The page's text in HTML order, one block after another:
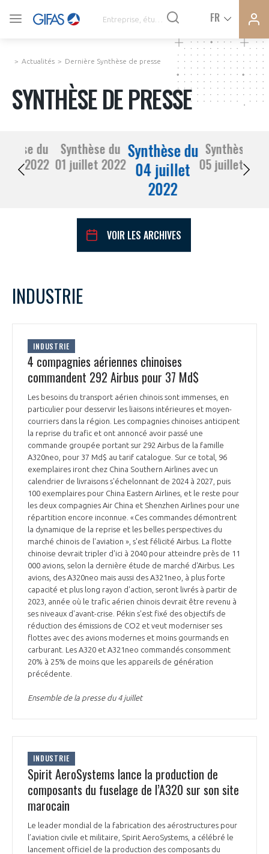
FR
SYNTHÈSE DE PRESSE
COMMUNIQUÉS DE PRESSE
PRÉSENTATION
NOTRE VISION
NOS MISSIONS
NOTRE HISTOIRE
ORGANISATION
LE CONSEIL DU GIFAS
L’ÉQUIPE DU GIFAS
NOS RÉSEAUX À L'INTERNATIONAL
FONCTIONNEMENT
GEADS
COMITÉ AERO PME
STARTAIR
COMMISSIONS ET COMITÉS
ACCOMPAGNEMENT DE NOS ADHÉRENTS
LES PROGRAMMES DU GIFAS
UN ÉCOSYSTÈME INTÉGRÉ ET COHÉRENT
POURQUOI DEVENIR MEMBRE ?
LA MÉDIATION
LA MÉDIATION DANS LA FILIÈRE AÉRONAUTIQUE ET SPATIALE
LE MÉDIATEUR DE LA FILIÈRE AÉRONAUTIQUE ET SPATIALE
MÉDIATION ET CHARTE D’ENGAGEMENT SUR LES RELATIONS ENTRE
CLIENTS ET FOURNISSEURS
LA MÉDIATION AU-DELÀ DE LA FILIÈRE AÉRONAUTIQUE ET SPATIALE
PRENDRE CONTACT AVEC LE MÉDIATEUR DE LA FILIÈRE
LE SALON DU BOURGET
L'OBSERVATOIRE
CHIFFRES CLÉS
LES ENJEUX
EMPLOI & FORMATION
ENVIRONNEMENT
INNOVATION
INTERNATIONALISATION
LES PUBLICATIONS
RAPPORTS D'ACTIVITÉS
Actualités Dernière Synthèse de presse
SYNTHÈSE DE PRESSE
du
30 juin 2022
Synthèse du
01 juillet 2022
Synthèse du
04 juillet
2022
Synthèse du
05 juillet
VOIR LES ARCHIVES
L
1 2
3
12
19 22
INDUSTRIE
INDUSTRIE
4 compagnies aériennes chinoises
commandent 292 Airbus pour 37 Md$
Les besoins du transport aérien chinois sont immenses, en
particulier pour desservir les liaisons intérieures et moyen-
courriers dans la région. Les compagnies chinoises anticipent
la reprise du trafic et ont annoncé avoir passé une
commande groupée portant sur 292 Airbus de la famille
A320neo, pour 37 Md$ au tarif catalogue. Sur ce total, 96
exemplaires iront chez China Southern Airlines avec un
calendrier de livraisons s'échelonnant de 2024 à 2027, puis
100 exemplaires pour China Eastern Airlines, et le reste pour
les deux compagnies Air China et Shenzhen Airlines pour une
répartition encore inconnue. « Ces commandes démontrent
la dynamique de la reprise et les belles perspectives du
marché chinois de l'aviation », s'est félicité Airbus. La flotte
chinoise devrait tripler d'ici à 2040 pour atteindre près de 11
000 avions, selon la dernière étude de marché d'Airbus. Les
avions, des A320neo mais aussi des A321neo, à plus forte
capacité et plus long rayon d'action, seront livrés à partir de
2023, année où le trafic aérien chinois devrait être revenu à
ses niveaux d'avant-crise. Pékin s'est fixé des objectifs de
réduction des émissions de CO2 et veut moderniser ses
flottes avec des avions modernes et moins gourmands en
carburant. Les A320 et A321neo commandés consomment
20% à 25% de moins que les appareils de génération
précédente.
Ensemble de la presse du 4 juillet
INDUSTRIE
Spirit AeroSystems lance la production de
composants du fuselage de l’A320 sur son site
marocain
Le leader mondial de la fabrication des aérostructures pour
l’aviation civile et militaire, Spirit AeroSystems, a célébré le
lancement officiel de la production des composants du
VOUS ÊTES ADHÉRENTS
PAS ENCORE ADHÉRENT ?
Rejoignez une filière d’excellence et développez
Découvrez les avantages d'adhérer au GIFAS.
Rencontres, salons, données sectorielles,
programmes ...
DEMANDE D’ADHÉSION
DEMANDE D’ADHÉSION
Avez-vous un statut de droit français ?